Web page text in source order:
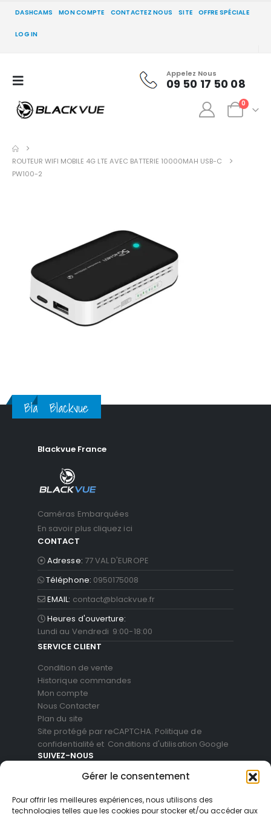
Gérer le consentement
Pour offrir les meilleures expériences, nous utilisons des
technologies telles que les cookies pour stocker et/ou accéder aux
DASHCAMS MON COMPTE CONTACTEZ NOUS SITE OFFRE SPÉCIALE
LOG IN
Appelez Nous
09 50 17 50 08
0
ROUTEUR WIFI MOBILE 4G LTE AVEC BATTERIE 10000MAH USB-C
PW100-2
BlackvueBlackvue
Blackvue France
Caméras Embarquées
En savoir plus cliquez ici
CONTACT
Adresse: 77 VAL D'EUROPE
Téléphone: 0950175008
EMAIL: contact@blackvue.fr
Heures d'ouverture:
Lundi au Vendredi 9:00-18:00
SERVICE CLIENT
Condition de vente
Historique commandes
Mon compte
Nous Contacter
Plan du site
Site protégé par reCAPTCHA. Politique de
confidentialité et Conditions d'utilisation Google
SUIVEZ-NOUS